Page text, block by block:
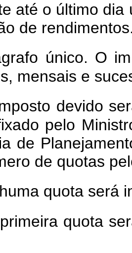
até o último
de
único. O
mensais e
devido
pelo
de
de quotas
quota será
quota